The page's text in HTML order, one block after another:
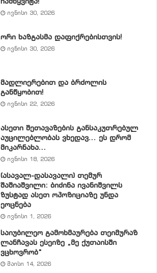
ივნისი 30, 2026
ორი ხაზგასმა დაფიქრებისთვის!
ივნისი 30, 2026
მადლიერებით და ბრძოლის
განწყობით!
ივნისი 22, 2026
ასეთი შეთავაზების განსაკუთრებულ
აუცილებლობას ვხედავ… ეს დრომ
მიკარნახა…
ივნისი 18, 2026
(ასავალ-დასავალი) თემურ
შაშიაშვილი: ბიძინა ივანიშვილს
ზუსტად ასეთ ოპოზიციაზე უნდა
ეოცნება
ივნისი 1, 2026
საიუბილეო გამოხმაურება თეიმურაზ
ლანჩავას ესეიზე „მე ქუთაისში
ვცხოვრობ“
მაისი 14, 2026